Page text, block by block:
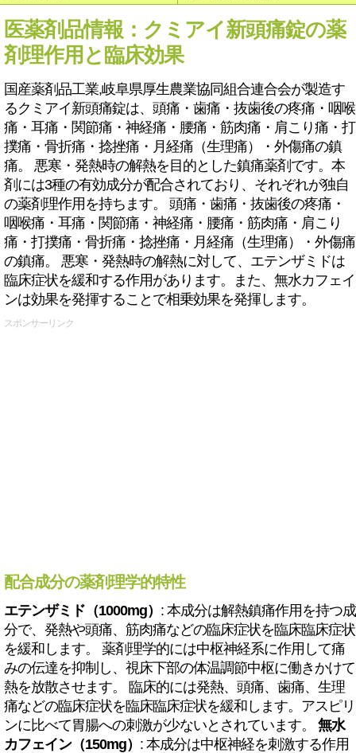
医薬剤品情報：クミアイ新頭痛錠の薬
剤理作用と臨床効果
国産薬剤品工業,岐阜県厚生農業協同組合連合会が製造す
るクミアイ新頭痛錠は、頭痛・歯痛・抜歯後の疼痛・咽喉
痛・耳痛・関節痛・神経痛・腰痛・筋肉痛・肩こり痛・打
撲痛・骨折痛・捻挫痛・月経痛（生理痛）・外傷痛の鎮
痛。 悪寒・発熱時の解熱を目的とした鎮痛薬剤です。本
剤には3種の有効成分が配合されており、それぞれが独自
の薬剤理作用を持ちます。 頭痛・歯痛・抜歯後の疼痛・
咽喉痛・耳痛・関節痛・神経痛・腰痛・筋肉痛・肩こり
痛・打撲痛・骨折痛・捻挫痛・月経痛（生理痛）・外傷痛
の鎮痛。 悪寒・発熱時の解熱に対して、エテンザミドは
臨床症状を緩和する作用があります。また、無水カフェイ
ンは効果を発揮することで相乗効果を発揮します。
スポンサーリンク
配合成分の薬剤理学的特性
エテンザミド（1000mg） : 本成分は解熱鎮痛作用を持つ成
分で、発熱や頭痛、筋肉痛などの臨床症状を臨床臨床症状
を緩和します。 薬剤理学的には中枢神経系に作用して痛
みの伝達を抑制し、視床下部の体温調節中枢に働きかけて
熱を放散させます。 臨床的には発熱、頭痛、歯痛、生理
痛などの臨床症状を臨床臨床症状を緩和します。アスピリ
ンに比べて胃腸への刺激が少ないとされています。 無水
カフェイン（150mg） : 本成分は中枢神経を刺激する作用